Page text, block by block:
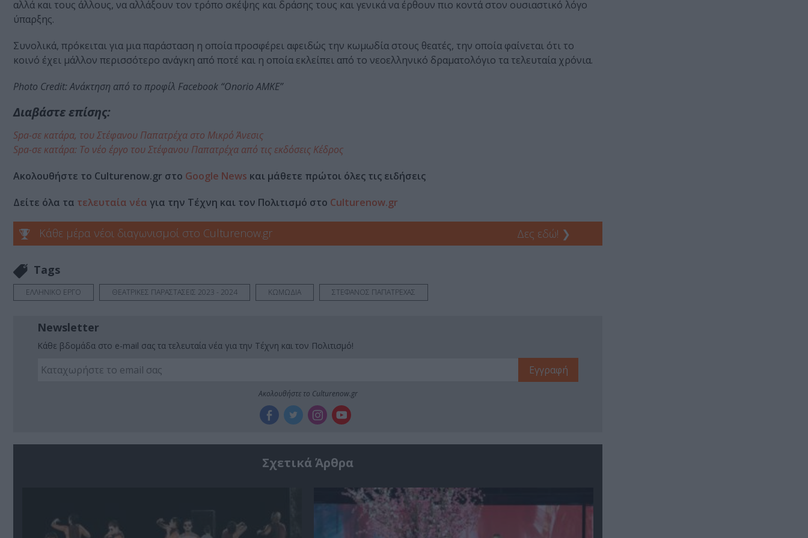
αλλά και τους άλλους, να αλλάξουν τον τρόπο σκέψης και δράσης τους και γενικά να έρθουν πιο κοντά στον ουσιαστικό λόγο
ύπαρξης.
Συνολικά, πρόκειται για μια παράσταση η οποία προσφέρει αφειδώς την κωμωδία στους θεατές, την οποία φαίνεται ότι το
κοινό έχει μάλλον περισσότερο ανάγκη από ποτέ και η οποία εκλείπει από το νεοελληνικό δραματολόγιο τα τελευταία χρόνια.
Photo Credit: Ανάκτηση από το προφίλ Facebook “Onorio ΑΜΚΕ”
Διαβάστε επίσης:
Spa-σε κατάρα, του Στέφανου Παπατρέχα στο Μικρό Άνεσις
Spa-σε κατάρα: Το νέο έργο του Στέφανου Παπατρέχα από τις εκδόσεις Κέδρος
Ακολουθήστε το Culturenow.gr στο Google News και μάθετε πρώτοι όλες τις ειδήσεις
Δείτε όλα τα τελευταία νέα για την Τέχνη και τον Πολιτισμό στο Culturenow.gr
Κάθε μέρα νέοι διαγωνισμοί στο Culturenow.gr Δες εδώ! ❯
Tags
ΕΛΛΗΝΙΚΟ ΕΡΓΟ ΘΕΑΤΡΙΚΕΣ ΠΑΡΑΣΤΑΣΕΙΣ 2023 - 2024 ΚΩΜΩΔΙΑ ΣΤΕΦΑΝΟΣ ΠΑΠΑΤΡΕΧΑΣ
Newsletter
Κάθε βδομάδα στο e-mail σας τα τελευταία νέα για την Τέχνη και τον Πολιτισμό!
Ακολουθήστε το Culturenow.gr
Σχετικά Άρθρα